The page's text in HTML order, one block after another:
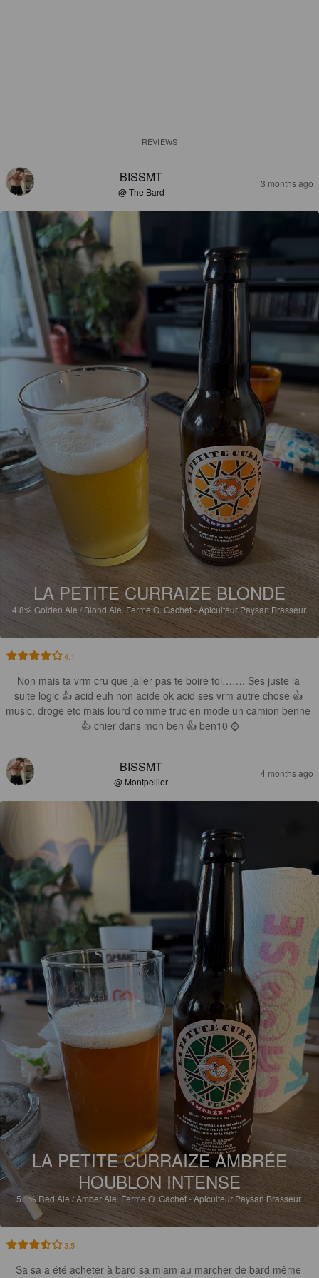
REVIEWS
BISSMT
@ The Bard
3 months ago
LA PETITE CURRAIZE BLONDE
4.8% Golden Ale / Blond Ale. Ferme O. Gachet - Apiculteur Paysan Brasseur.
4.1
Non mais ta vrm cru que jaller pas te boire toi……. Ses juste la
suite logic 👍 acid euh non acide ok acid ses vrm autre chose 👍
music, droge etc mais lourd comme truc en mode un camion benne
👍 chier dans mon ben 👍 ben10 ⌚️
BISSMT
@ Montpellier
4 months ago
LA PETITE CURRAIZE AMBRÉE
HOUBLON INTENSE
5.1%Red Ale / Amber Ale.Ferme O. Gachet - Apiculteur Paysan Brasseur.
3.5
Sa sa a été acheter à bard sa miam au marcher de bard même